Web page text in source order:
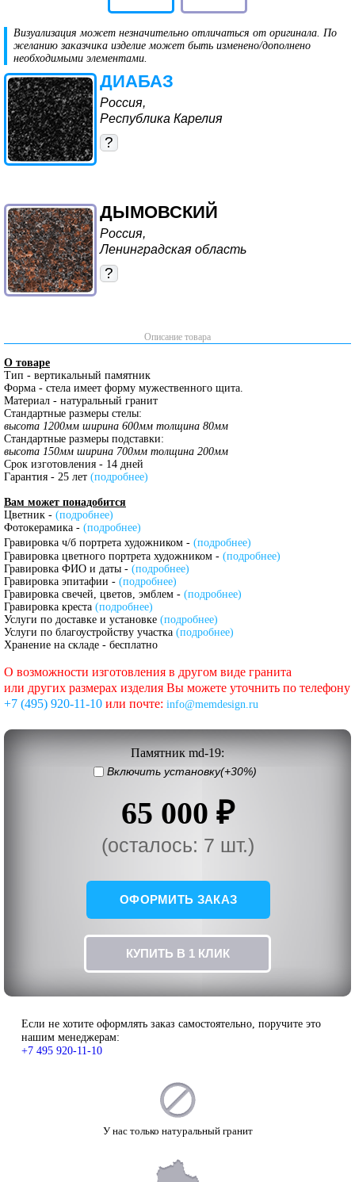
Визуализация может незначительно отличаться от оригинала. По
желанию заказчика изделие может быть изменено/дополнено
необходимыми элементами.
ДИАБАЗ
Россия,
Республика Карелия
?
ДЫМОВСКИЙ
Россия,
Ленинградская область
?
Описание товара
О товаре
Тип - вертикальный памятник
Форма - стела имеет форму мужественного щита.
Материал - натуральный гранит
Стандартные размеры стелы:
высота 1200мм ширина 600мм толщина 80мм
Стандартные размеры подставки:
высота 150мм ширина 700мм толщина 200мм
Срок изготовления - 14 дней
Гарантия - 25 лет (подробнее)
Вам может понадобится
Цветник - (подробнее)
Фотокерамика - (подробнее)
Гравировка ч/б портрета художником - (подробнее)
Гравировка цветного портрета художником - (подробнее)
Гравировка ФИО и даты - (подробнее)
Гравировка эпитафии - (подробнее)
Гравировка свечей, цветов, эмблем - (подробнее)
Гравировка креста (подробнее)
Услуги по доставке и установке (подробнее)
Услуги по благоустройству участка (подробнее)
Хранение на складе - бесплатно
О возможности изготовления в другом виде гранита
или других размерах изделия Вы можете уточнить по телефону
+7 (495) 920-11-10 или почте: info@memdesign.ru
Памятник md-19:
Включить установку(+30%)
65 000 ₽
(осталось: 7 шт.)
ОФОРМИТЬ ЗАКАЗ
КУПИТЬ В 1 КЛИК
Если не хотите оформлять заказ самостоятельно, поручите это
нашим менеджерам:
+7 495 920-11-10
У нас только натуральный гранит